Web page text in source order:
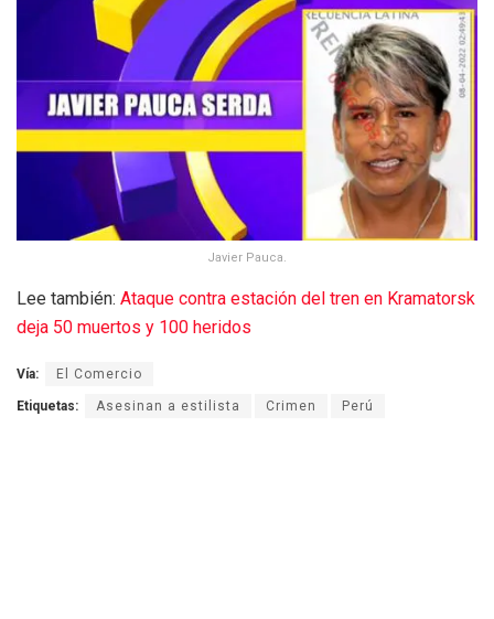
Javier Pauca.
Lee también: Ataque contra estación del tren en Kramatorsk
deja 50 muertos y 100 heridos
Vía: El Comercio
Etiquetas: Asesinan a estilista Crimen Perú